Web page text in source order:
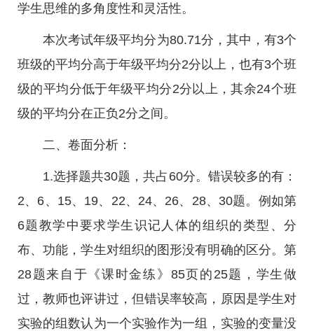
学生思维的多角度性和灵活性。
本次考试年级平均分为80.71分，其中，有3个
班级的平均分高于年级平均分2分以上，也有3个班
级的平均分低于年级平均分2分以上，其余24个班
级的平均分在正负2分之间。
二、卷面分析：
1.选择题共30题，共占60分。错误较多的有：
2、6、15、19、22、24、26、28、30题。例如第
6题教学中要求学生识记人体的组织的类型、分
布、功能，学生对组织的图形没有明确的区分。第
28题来自于《课时金练》85页的25题，学生做
过，教师也评讲过，但错误率较高，原因是学生对
实验的组数认为一个实验作为一组，实验的变量没